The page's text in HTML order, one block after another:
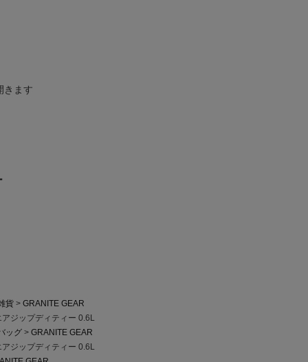
きます
貨
GRANITE GEAR
ジップディティー 0.6L
ッグ
GRANITE GEAR
ジップディティー 0.6L